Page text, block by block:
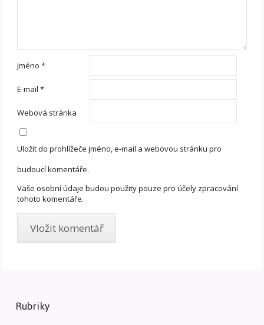
Jméno*
E-mail*
Webová stránka
Uložit do prohlížeče jméno, e-mail a webovou stránku pro
budoucí komentáře.
Vaše osobní údaje budou použity pouze pro účely zpracování
tohoto komentáře.
Rubriky